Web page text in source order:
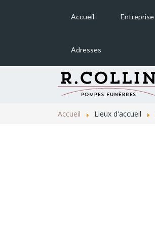
Accueil Entreprise
Adresses
Sélestat
Accueil
Lieux d'accueil